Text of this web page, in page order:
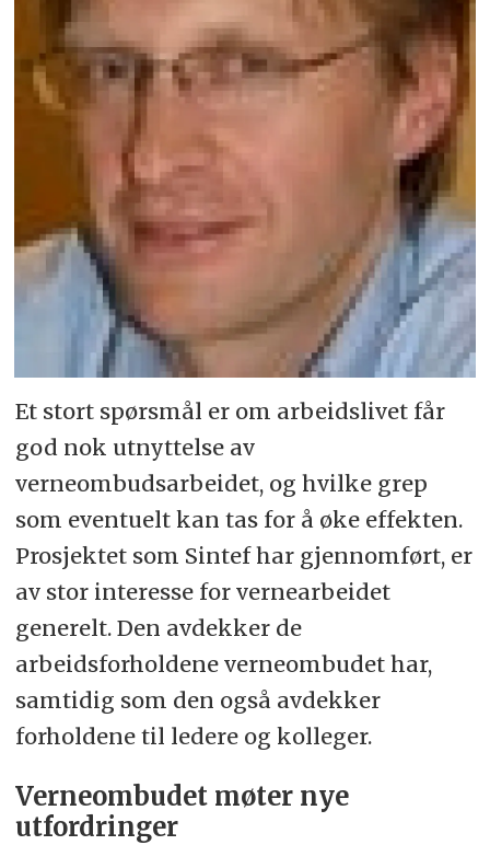
Et stort spørsmål er om arbeidslivet får
god nok utnyttelse av
verneombudsarbeidet, og hvilke grep
som eventuelt kan tas for å øke effekten.
Prosjektet som Sintef har gjennomført, er
av stor interesse for vernearbeidet
generelt. Den avdekker de
arbeidsforholdene verneombudet har,
samtidig som den også avdekker
forholdene til ledere og kolleger.
Verneombudet møter nye
utfordringer